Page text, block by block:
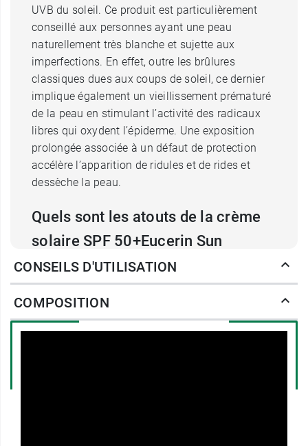
UVB du soleil. Ce produit est particulièrement
conseillé aux personnes ayant une peau
naturellement très blanche et sujette aux
imperfections. En effet, outre les brûlures
classiques dues aux coups de soleil, ce dernier
implique également un vieillissement prématuré
de la peau en stimulant l’activité des radicaux
libres qui oxydent l’épiderme. Une exposition
prolongée associée à un défaut de protection
accélère l’apparition de ridules et de rides et
dessèche la peau.
Quels sont les atouts de la crème
solaire SPF 50+Eucerin Sun
Protection Oil Control ?
SPF 50+ Eucerin
Spectral Technology
, mise au point par la
CONSEILS D'UTILISATION
COMPOSITION